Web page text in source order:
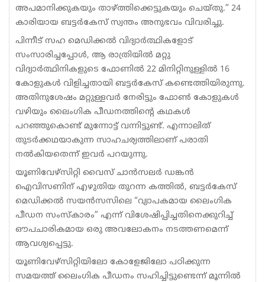
അപമാനിക്കുകയും താഴ്ത്തിക്കെട്ടുകയും ചെയ്തു.” 24
കാരിയായ ബട്ടർകേസ് സ്വന്തം അനുഭവം വിവരിച്ചു.
പിന്നീട് സഹ മെഡിക്കൽ വിദ്യാർത്ഥികളോട്
സംസാരിച്ചപ്പോൾ, ആ രാത്രിയിൽ മറ്റു
വിദ്യാർത്ഥിനികളുടെ ഫോണിൽ 22 മിനിറ്റിനുള്ളിൽ 16
കോളുകൾ വിളിച്ചതായി ബട്ടർകേസ് കണ്ടെത്തിയിരുന്നു.
അതിനുശേഷം മറ്റുള്ളവർ നേരിട്ടും ഫോൺ കോളുകൾ
വഴിയും ലൈംഗിക പീഡനത്തിന്റെ കഥകൾ
പറഞ്ഞുകൊണ്ട് മുന്നോട്ട് വന്നിട്ടുണ്ട്. എന്നാലിത്
തുടർക്കഥയാകുന്ന സാഹചര്യത്തിലാണ് പരാതി
നൽകിയതെന്ന് ഇവർ പറയുന്നു.
യൂണിവേഴ്സിറ്റി വൈസ് ചാൻസലർ ഡങ്കൻ
ഐവിസണിന് എഴുതിയ തുറന്ന കത്തിൽ, ബട്ടർകേസ്
മെഡിക്കൽ സയൻസസിലെ “വ്യാപകമായ ലൈംഗിക
പീഡന സംസ്കാരം” എന്ന് വിശേഷിപ്പിച്ചതിനെക്കുറിച്ച്
ഔപചാരികമായ ഒരു അവലോകനം നടത്തണമെന്ന്
ആവശ്യപ്പെട്ടു.
യൂണിവേഴ്സിറ്റിയിലോ കോളേജിലോ പഠിക്കുന്ന
സമയത്ത് ലൈംഗിക പീഡനം സഹിച്ചിട്ടുണ്ടെന്ന് മൂന്നിൽ